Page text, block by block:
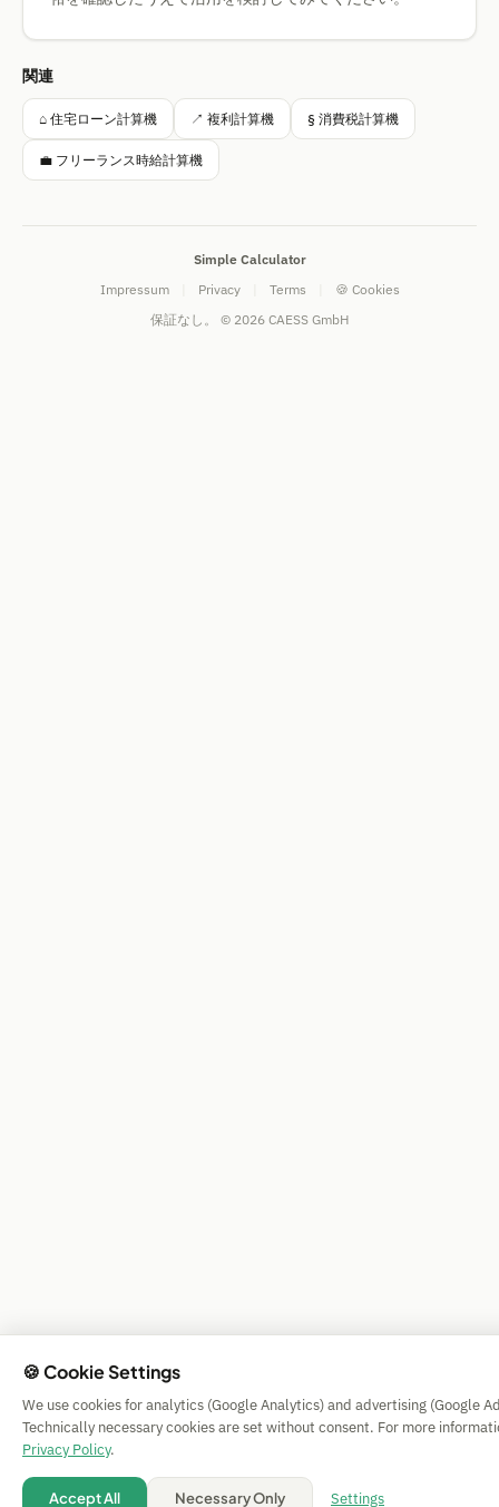
関連
⌂ 住宅ローン計算機 ↗ 複利計算機 § 消費税計算機
💼 フリーランス時給計算機
Simple Calculator
Impressum
Privacy Terms
🍪 Cookies
保証なし。 © 2026 CAESS GmbH
🍪 Cookie Settings
We use cookies for analytics (Google Analytics) and advertising (Google
Technically necessary cookies are set without consent. For more
Privacy Policy.
Accept All Necessary Only Settings